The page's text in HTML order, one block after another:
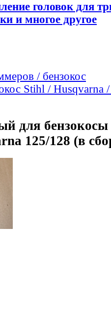
головок для
и многое другое
/ бензокос
Stihl / Husqvarna
для
125/128 (в